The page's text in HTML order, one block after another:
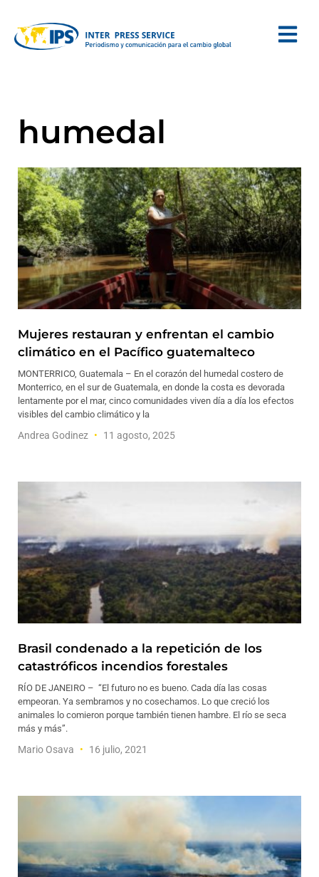
humedal
Mujeres restauran y enfrentan el cambio
climático en el Pacífico guatemalteco
MONTERRICO, Guatemala – En el corazón del humedal costero de
Monterrico, en el sur de Guatemala, en donde la costa es devorada
lentamente por el mar, cinco comunidades viven día a día los efectos
visibles del cambio climático y la
Andrea Godinez 11 agosto, 2025
Brasil condenado a la repetición de los
catastróficos incendios forestales
RÍO DE JANEIRO – “El futuro no es bueno. Cada día las cosas
empeoran. Ya sembramos y no cosechamos. Lo que creció los
animales lo comieron porque también tienen hambre. El río se seca
más y más”.
Mario Osava 16 julio, 2021